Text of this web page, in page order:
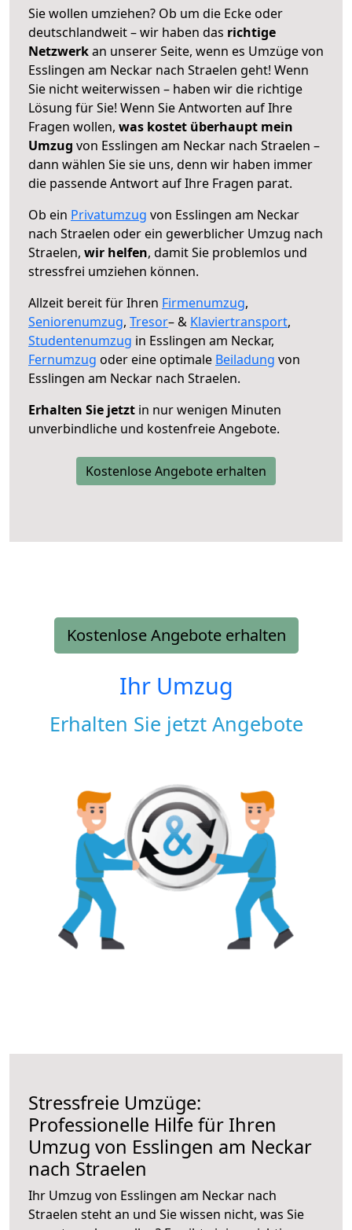
Sie wollen umziehen? Ob um die Ecke oder
deutschlandweit – wir haben das richtige
Netzwerkan unserer Seite, wenn es Umzüge von
Esslingen am Neckar nach Straelen geht! Wenn
Sie nicht weiterwissen – haben wir die richtige
Lösung für Sie! Wenn Sie Antworten auf Ihre
Fragen wollen, was kostet überhaupt mein
Umzug von Esslingen am Neckar nach Straelen –
dann wählen Sie sie uns, denn wir haben immer
die passende Antwort auf Ihre Fragen parat.
Ob ein Privatumzug von Esslingen am Neckar
nach Straelen oder ein gewerblicher Umzug nach
Straelen, wir helfen, damit Sie problemlos und
stressfrei umziehen können.
Allzeit bereit für Ihren Firmenumzug,
Seniorenumzug, Tresor– & Klaviertransport,
Studentenumzug in Esslingen am Neckar,
Fernumzug oder eine optimale Beiladung von
Esslingen am Neckar nach Straelen.
Erhalten Sie jetzt in nur wenigen Minuten
unverbindliche und kostenfreie Angebote.
Kostenlose Angebote erhalten
Kostenlose Angebote erhalten
Ihr Umzug
Erhalten Sie jetzt Angebote
Stressfreie Umzüge:
Professionelle Hilfe für Ihren
Umzug von Esslingen am Neckar
nach Straelen
Ihr Umzug von Esslingen am Neckar nach
Straelen steht an und Sie wissen nicht, was Sie